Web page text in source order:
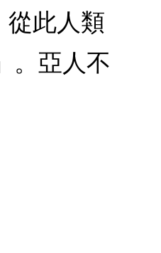
從此人類
。亞人不